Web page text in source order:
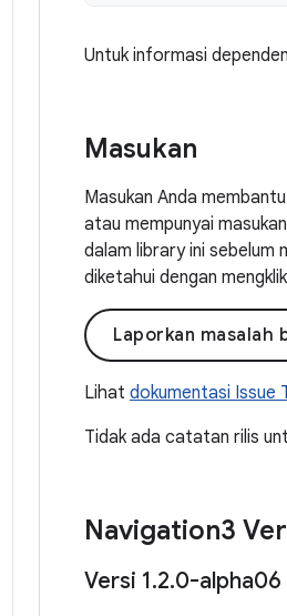
Untuk informasi
Masukan
Masukan Anda
atau mempunyai
dalam library ini sebelum
diketahui dengan
Laporkan masalah
Lihat dokumentasi Issue
Tidak ada catatan rilis
Navigation3
Versi 1.2.0-alpha06